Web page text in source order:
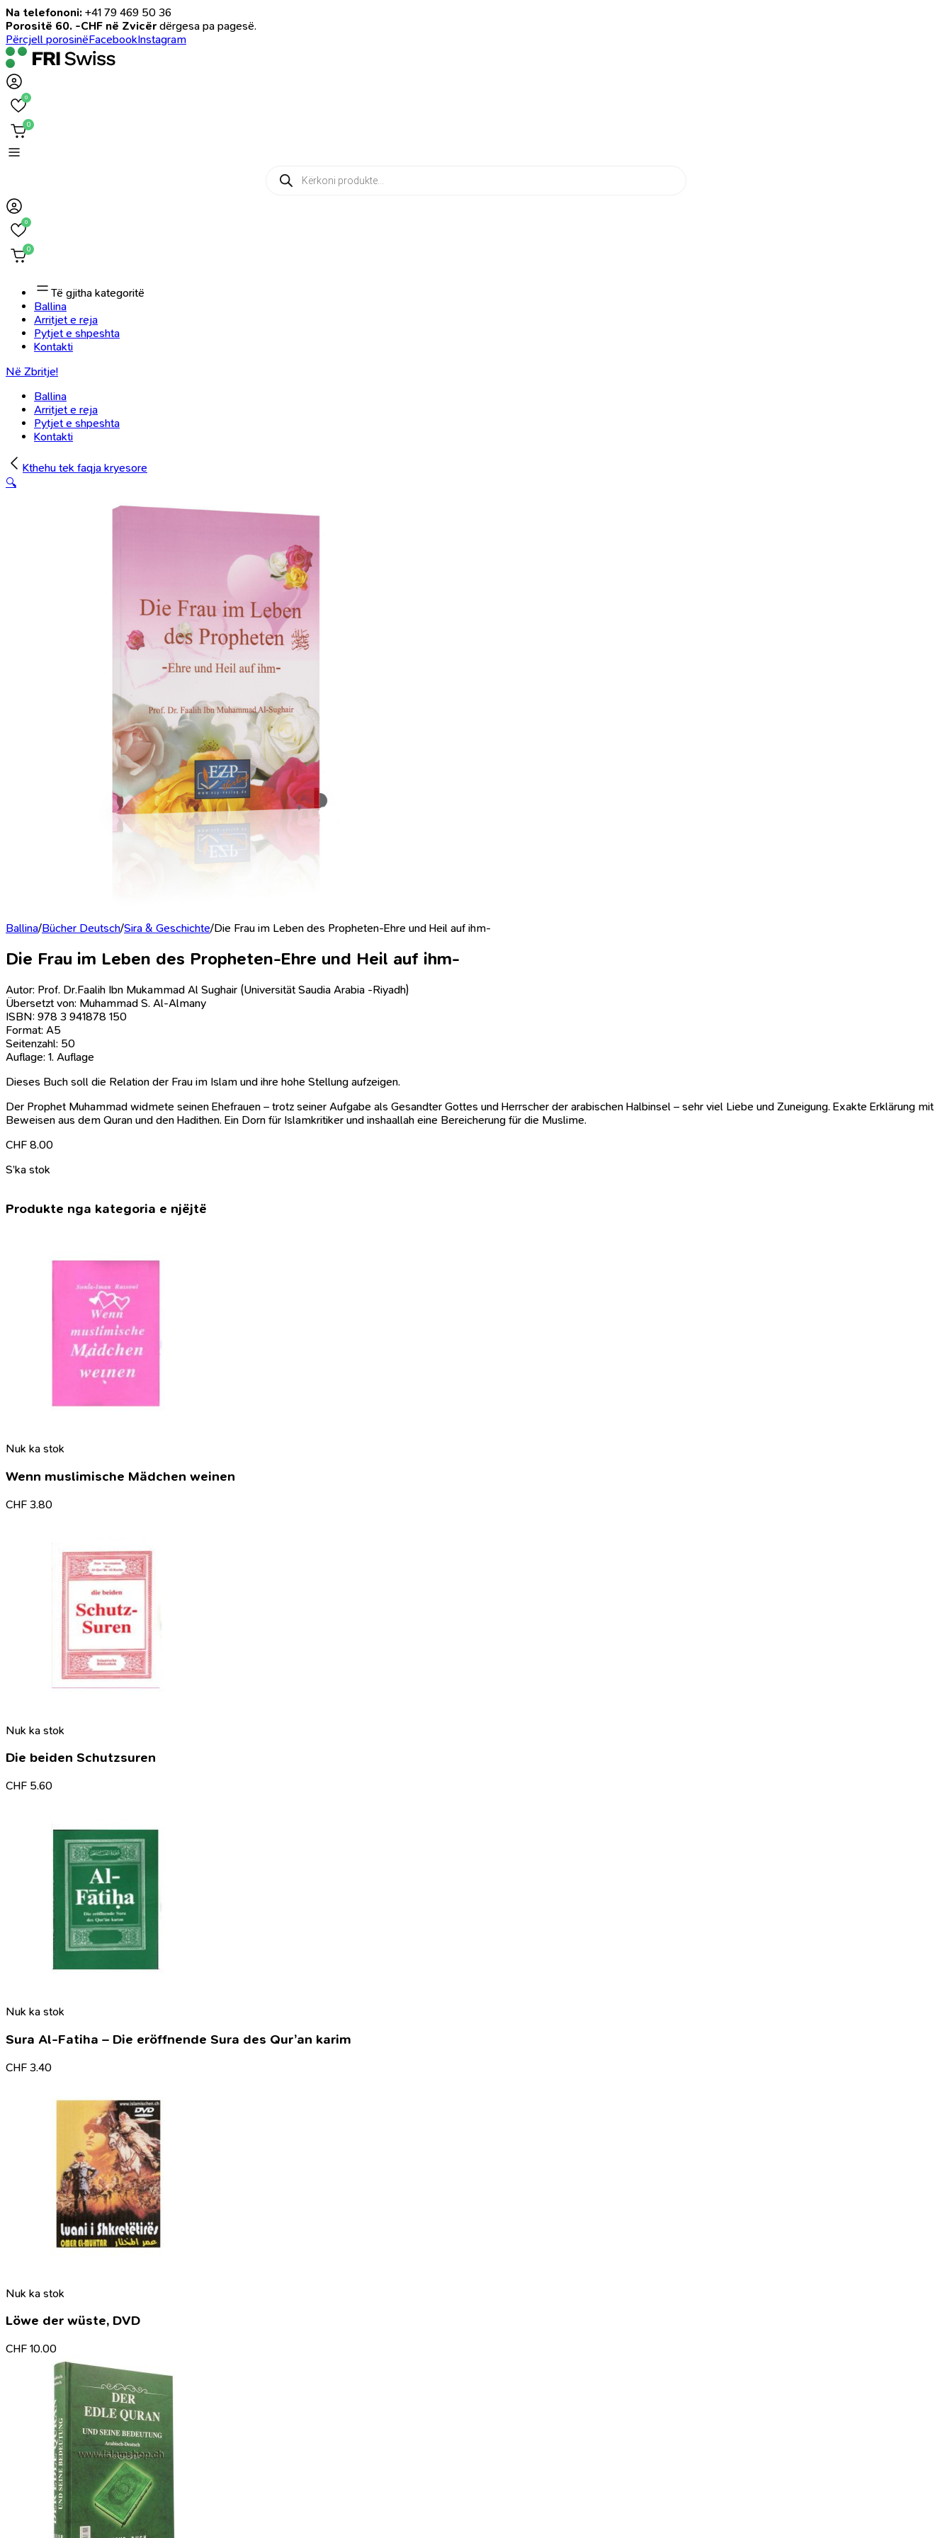
Na telefononi: +41 79 469 50 36
Porositë 60. -CHF në Zvicër dërgesa pa pagesë.
Përcjell porosinëFacebookInstagram
0
0
Products
search
0
0
Të gjitha kategoritë
Ballina
Arritjet e reja
Pytjet e shpeshta
Kontakti
Në Zbritje!
Ballina
Arritjet e reja
Pytjet e shpeshta
Kontakti
Kthehu tek faqja kryesore
🔍
Ballina/Bücher Deutsch/Sira & Geschichte/Die Frau im Leben des Propheten-Ehre und Heil auf ihm-
Die Frau im Leben des Propheten-Ehre und Heil auf ihm-
Autor: Prof. Dr.Faalih Ibn Mukammad Al Sughair (Universität Saudia Arabia -Riyadh)
Übersetzt von: Muhammad S. Al-Almany
ISBN: 978 3 941878 150
Format: A5
Seitenzahl: 50
Auflage: 1. Auflage
Dieses Buch soll die Relation der Frau im Islam und ihre hohe Stellung aufzeigen.
Der Prophet Muhammad widmete seinen Ehefrauen – trotz seiner Aufgabe als Gesandter Gottes und Herrscher der arabischen Halbinsel – sehr viel Liebe und Zuneigung. Exakte Erklärung mit
Beweisen aus dem Quran und den Hadithen. Ein Dorn für Islamkritiker und inshaallah eine Bereicherung für die Muslime.
CHF 8.00
S’ka stok
Produkte nga kategoria e njëjtë
Nuk ka stok
Wenn muslimische Mädchen weinen
CHF 3.80
Nuk ka stok
Die beiden Schutzsuren
CHF 5.60
Nuk ka stok
Sura Al-Fatiha – Die eröffnende Sura des Qur’an karim
CHF 3.40
Nuk ka stok
Löwe der wüste, DVD
CHF 10.00